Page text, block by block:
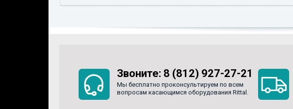
Звоните: 8 (812) 927-27-21
Мы бесплатно проконсультируем по всем
вопросам касающимся оборудования Rittal.